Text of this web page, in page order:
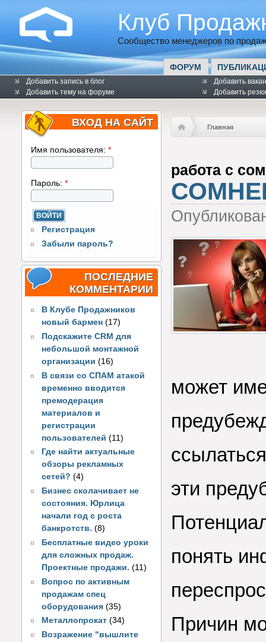
Клуб
Сообщество менеджеров по
ФОРУМ
Добавить запись в блог
Добавить тему на форуме
Добавить
Добавить
ВХОД НА САЙТ
Имя пользователя: *
Пароль: *
Регистрация
Забыли пароль?
ПОСЛЕДНИЕ
КОММЕНТАРИИ
В Клубе Продажников
новый бармен (17)
Подскажите CRM для
небольшой монтажной
организации (16)
В связи со СПАМ атакой
временно вводится
премодерация
материалов и
регистрации
пользователей(11)
Где найти актуальные
обзоры рекламных
сетей? (4)
Бизнес сколачивает не
состояния. Юрлица
начали год с роста
банкротств. (8)
Бесплатные видео уроки
для сложных продаж.
Проектные продажи. (11)
Вопрос по активным
продажам спец
оборудования (35)
Металлопрокат (34)
Возражение "вышлите
Главная
работа с
может
эти
понять
Причин